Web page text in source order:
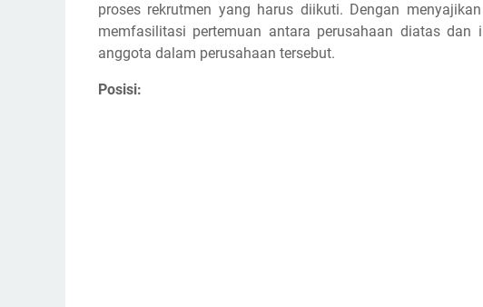
proses rekrutmen yang harus diikuti. Dengan
memfasilitasi pertemuan antara perusahaan diatas
anggota dalam perusahaan tersebut.
Posisi: